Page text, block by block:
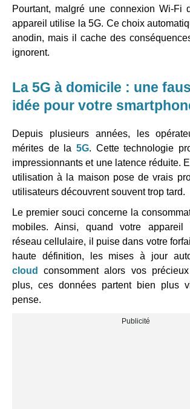
Pourtant, malgré une connexion Wi-Fi
appareil utilise la 5G. Ce choix
anodin, mais il cache des
ignorent.
La 5G à domicile : une
idée pour votre
Depuis plusieurs années, les
mérites de la 5G. Cette technologie
impressionnants et une latence réduite.
utilisation à la maison pose de vrais
utilisateurs découvrent souvent trop tard.
Le premier souci concerne la
mobiles. Ainsi, quand votre
réseau cellulaire, il puise dans votre
haute définition, les mises à jour
cloud
consomment alors vos
plus, ces données partent bien plus
pense.